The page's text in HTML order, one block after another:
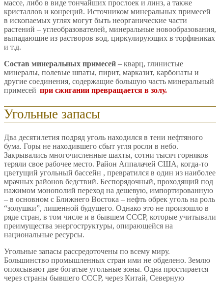
массе, либо в виде тончайших прослоек и линз, а также
кристаллов и конреций. Источником минеральных примесей
в ископаемых углях могут быть неорганические части
растений – углеобразователей, минеральные новообразования,
выпадающие из растворов вод, циркулирующих в торфяниках
и т.д.
Состав минеральных примесей – кварц, глинистые
минералы, полевые шпаты, пирит, марказит, карбонаты и
другие соединения, содержащие большую часть минеральный
примесей при сжигании превращается в золу.
Угольные запасы
Два десятилетия подряд уголь находился в тени нефтяного
бума. Горы не находившего сбыт угля росли в небо.
Закрывались многочисленные шахты, сотни тысяч горняков
теряли свое рабочее место. Район Аппалачей США, когда-то
цветущий угольный бассейн , превратился в один из наиболее
мрачных районов бедствий. Беспорядочный, проходящий под
нажимом монополий переход на дешевую, импортированную
– в основном с Ближнего Востока – нефть обрек уголь на роль
“золушки”, лишенной будущего. Однако это не произошло в
ряде стран, в том числе и в бывшем СССР, которые учитывали
преимущества энергоструктуры, опирающейся на
национальные ресурсы.
Угольные запасы рассредоточены по всему миру.
Большинство промышленных стран ими не обделено. Землю
опоясывают две богатые угольные зоны. Одна простирается
через страны бывшего СССР, через Китай, Северную